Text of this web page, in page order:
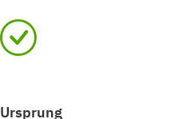
Ursprung